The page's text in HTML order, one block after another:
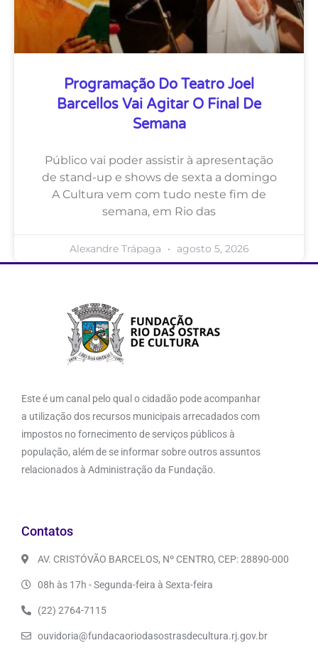
Programação Do Teatro Joel
Barcellos Vai Agitar O Final De
Semana
Público vai poder assistir à apresentação
de stand-up e shows de sexta a domingo
A Cultura vem com tudo neste fim de
semana, em Rio das
Alexandre Trápaga agosto 5, 2026
Este é um canal pelo qual o cidadão pode acompanhar
a utilização dos recursos municipais arrecadados com
impostos no fornecimento de serviços públicos à
população, além de se informar sobre outros assuntos
relacionados à Administração da Fundação.
Contatos
AV. CRISTÓVÃO BARCELOS, Nº CENTRO, CEP: 28890-000
08h às 17h - Segunda-feira à Sexta-feira
(22) 2764-7115
ouvidoria@fundacaoriodasostrasdecultura.rj.gov.br